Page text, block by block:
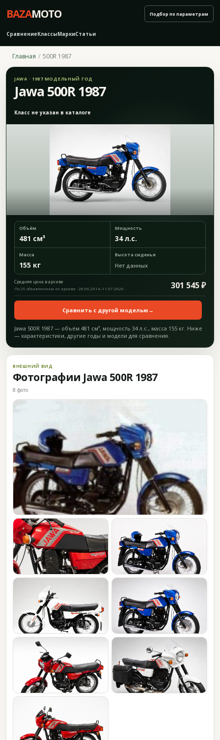
BAZAMOTO
СравнениеКлассыМаркиСтатьи
Подбор по параметрам
Главная 500R 1987
JAWA · 1987 МОДЕЛЬНЫЙ ГОД
Jawa 500R 1987
Класс не указан в каталоге
Объём
481 см³
Мощность
34 л.с.
Масса
155 кг
Высота сиденья
Нет данных
Средняя цена в архиве 301 545 ₽
По 29 объявлениям из архива · 28.06.2014–11.07.2026
Сравнить с другой моделью →
Jawa 500R 1987 — объём 481 см³, мощность 34 л.с., масса 155 кг. Ниже
— характеристики, другие годы и модели для сравнения.
ВНЕШНИЙ ВИД
Фотографии Jawa 500R 1987
8 фото